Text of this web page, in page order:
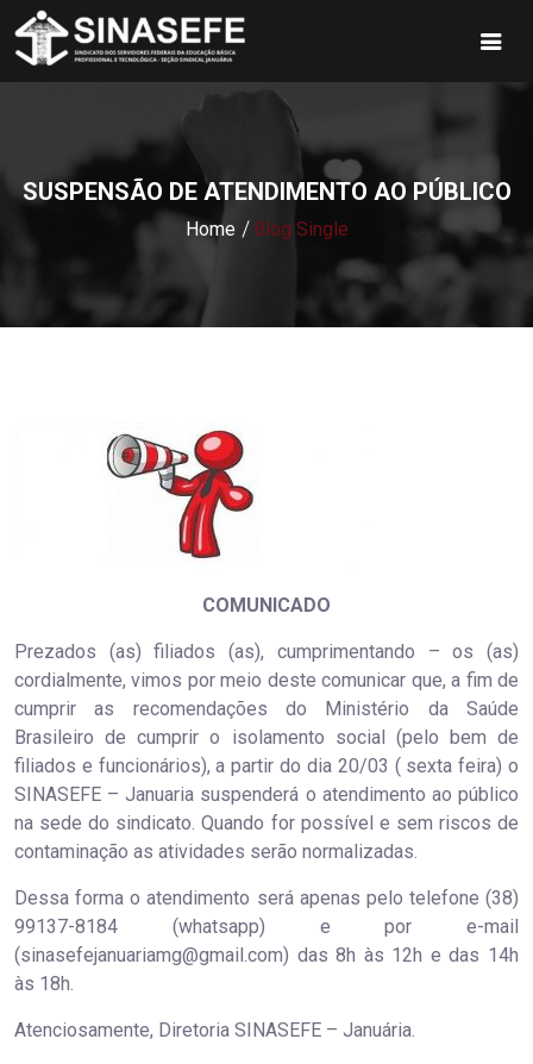
SUSPENSÃO DE ATENDIMENTO AO PÚBLICO
Home Blog Single
COMUNICADO
Prezados (as) filiados (as), cumprimentando – os (as)
cordialmente, vimos por meio deste comunicar que, a fim de
cumprir as recomendações do Ministério da Saúde
Brasileiro de cumprir o isolamento social (pelo bem de
filiados e funcionários), a partir do dia 20/03 ( sexta feira) o
SINASEFE – Januaria suspenderá o atendimento ao público
na sede do sindicato. Quando for possível e sem riscos de
contaminação as atividades serão normalizadas.
Dessa forma o atendimento será apenas pelo telefone (38)
99137-8184 (whatsapp) e por e-mail
(sinasefejanuariamg@gmail.com) das 8h às 12h e das 14h
às 18h.
Atenciosamente, Diretoria SINASEFE – Januária.